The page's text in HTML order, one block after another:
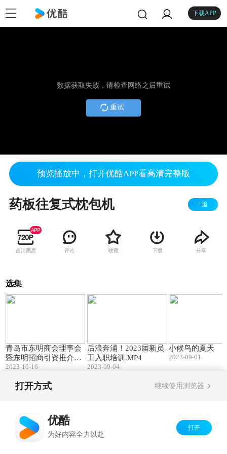
下载APP
数据获取失败，请检查网络之后重试
重试
预览播放中，打开优酷APP看高清完整版
药板往复式枕包机 +追
超清画质 评论 收藏 下载 分享
选集
青岛市东明商会理事会
暨东明招商引资推介会
召开
2023-10-16
后浪奔涌！2023届新员
工入职培训.MP4
2023-09-04
小候鸟的夏天
2023-09-01
打开方式 继续使用浏览器
优酷
为好内容全力以赴
打开